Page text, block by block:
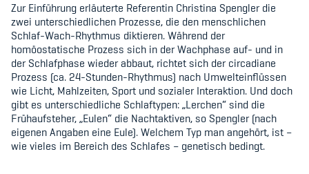
Member's Manual / FAQ
Fairplay
Teilnahmeberechtigung
Zur Einführung erläuterte Referentin Christina Spengler die
zwei unterschiedlichen Prozesse, die den menschlichen
Schlaf-Wach-Rhythmus diktieren. Während der
homöostatische Prozess sich in der Wachphase auf- und in
der Schlafphase wieder abbaut, richtet sich der circadiane
Prozess (ca. 24-Stunden-Rhythmus) nach Umwelteinflüssen
wie Licht, Mahlzeiten, Sport und sozialer Interaktion. Und doch
gibt es unterschiedliche Schlaftypen: „Lerchen“ sind die
Frühaufsteher, „Eulen“ die Nachtaktiven, so Spengler (nach
eigenen Angaben eine Eule). Welchem Typ man angehört, ist –
wie vieles im Bereich des Schlafes – genetisch bedingt.